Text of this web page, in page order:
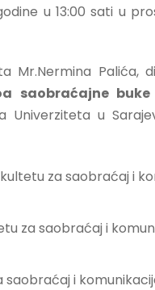
u 13:00 sati u
Mr.Nermina Palića,
saobraćajne
u
za saobraćaj i
za saobraćaj i
i